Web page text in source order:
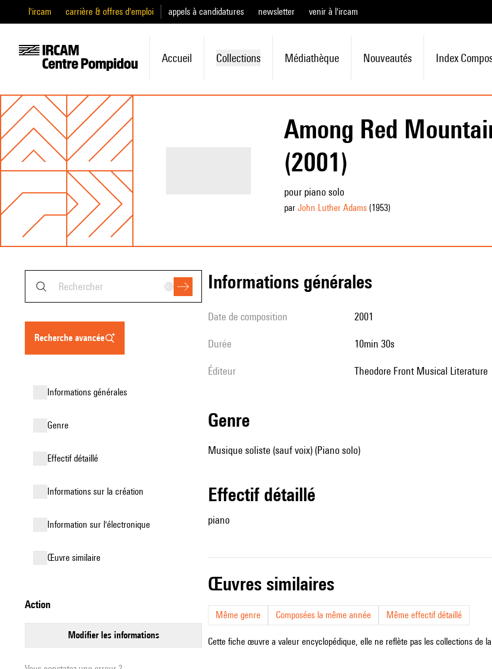
l'ircam carrière & offres d'emploi appels à candidatures newsletter venir à l'ircam
Accueil Collections Médiathèque Nouveautés Index
Among Red
(2001)
pour piano solo
par John Luther Adams(1953)
recherche avancée
informations générales
genre
effectif détaillé
informations sur la création
Information sur l'électronique
œuvre similaire
action
modifier les informations
informations générales
date de composition 2001
durée 10min 30s
éditeur Theodore Front Musical Literature
genre
Musique soliste (sauf voix) (Piano solo)
effectif détaillé
piano
œuvres similaires
Même genre Composées la même année Même effectif détaillé
Cette fiche œuvre a valeur encyclopédique, elle ne reflète pas les collections de